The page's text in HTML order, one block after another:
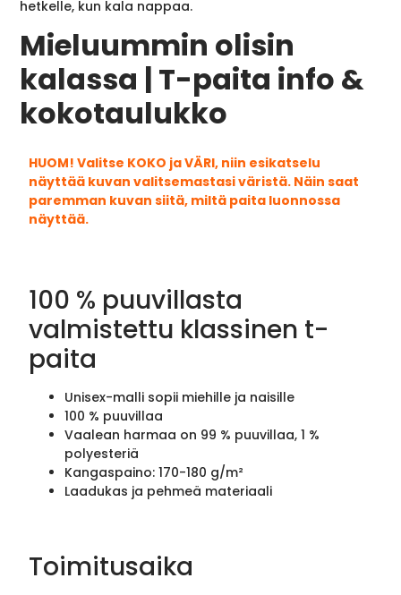
hetkelle, kun kala nappaa.
Mieluummin olisin
kalassa | T-paita info &
kokotaulukko
HUOM! Valitse KOKO ja VÄRI, niin esikatselu
näyttää kuvan valitsemastasi väristä. Näin saat
paremman kuvan siitä, miltä paita luonnossa
näyttää.
100 % puuvillasta
valmistettu klassinen t-
paita
Unisex-malli sopii miehille ja naisille
100 % puuvillaa
Vaalean harmaa on 99 % puuvillaa, 1 %
polyesteriä
Kangaspaino: 170-180 g/m²
Laadukas ja pehmeä materiaali
Toimitusaika